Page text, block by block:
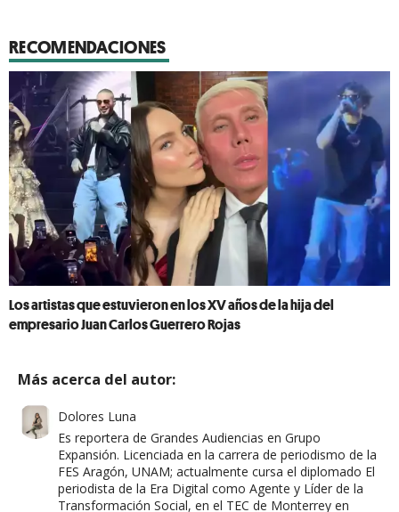
RECOMENDACIONES
Los artistas que estuvieron en los XV años de la hija del
empresario Juan Carlos Guerrero Rojas
Más acerca del autor:
Dolores Luna
Es reportera de Grandes Audiencias en Grupo
Expansión. Licenciada en la carrera de periodismo de la
FES Aragón, UNAM; actualmente cursa el diplomado El
periodista de la Era Digital como Agente y Líder de la
Transformación Social, en el TEC de Monterrey en